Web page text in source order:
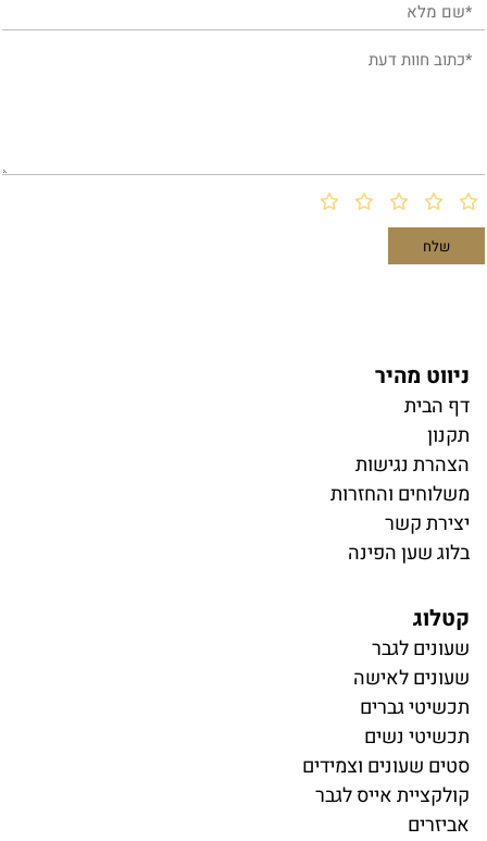
ניווט מהיר
דף הבית
תקנון
הצהרת נגישות
משלוחים והחזרות
יצירת קשר
בלוג שען הפינה
קטלוג
שעונים לגבר
שעונים לאישה
תכשיטי גברים
תכשיטי נשים
סטים שעונים וצמידים
קולקציית אייס לגבר
אביזרים